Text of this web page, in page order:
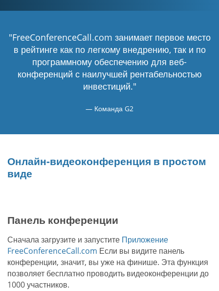
"FreeConferenceCall.com занимает первое место
в рейтинге как по легкому внедрению, так и по
программному обеспечению для веб-
конференций с наилучшей рентабельностью
инвестиций."
Команда G2
Онлайн-видеоконференция в простом
виде
Панель конференции
Сначала загрузите и запустите Приложение
FreeConferenceCall.com Если вы видите панель
конференции, значит, вы уже на финише. Эта функция
позволяет бесплатно проводить видеоконференции до
1000 участников.